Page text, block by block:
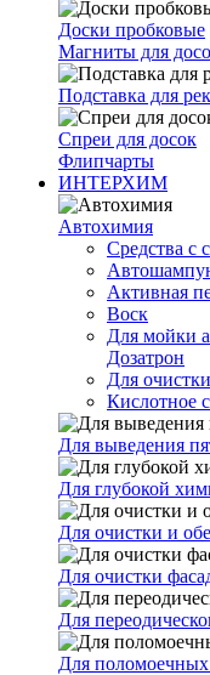
Доски пробковые
Магниты для
Подставка для
Спреи для досок
Флипчарты
ИНТЕРХИМ
Автохимия
Cредства с
Активная
Воск
Для мойки
Дозатрон
Для
Кислотное
Для выведения
Для глубокой
Для очистки и
Для очистки
Для
Для